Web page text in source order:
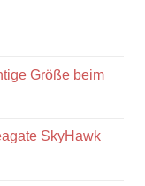
Größe beim
SkyHawk